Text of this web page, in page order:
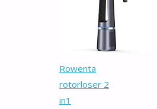
Rowenta
rotorloser 2
in1